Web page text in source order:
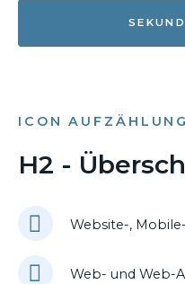
ICON AUFZÄHLUNG
H2 -
Website-,
Web- und Web-